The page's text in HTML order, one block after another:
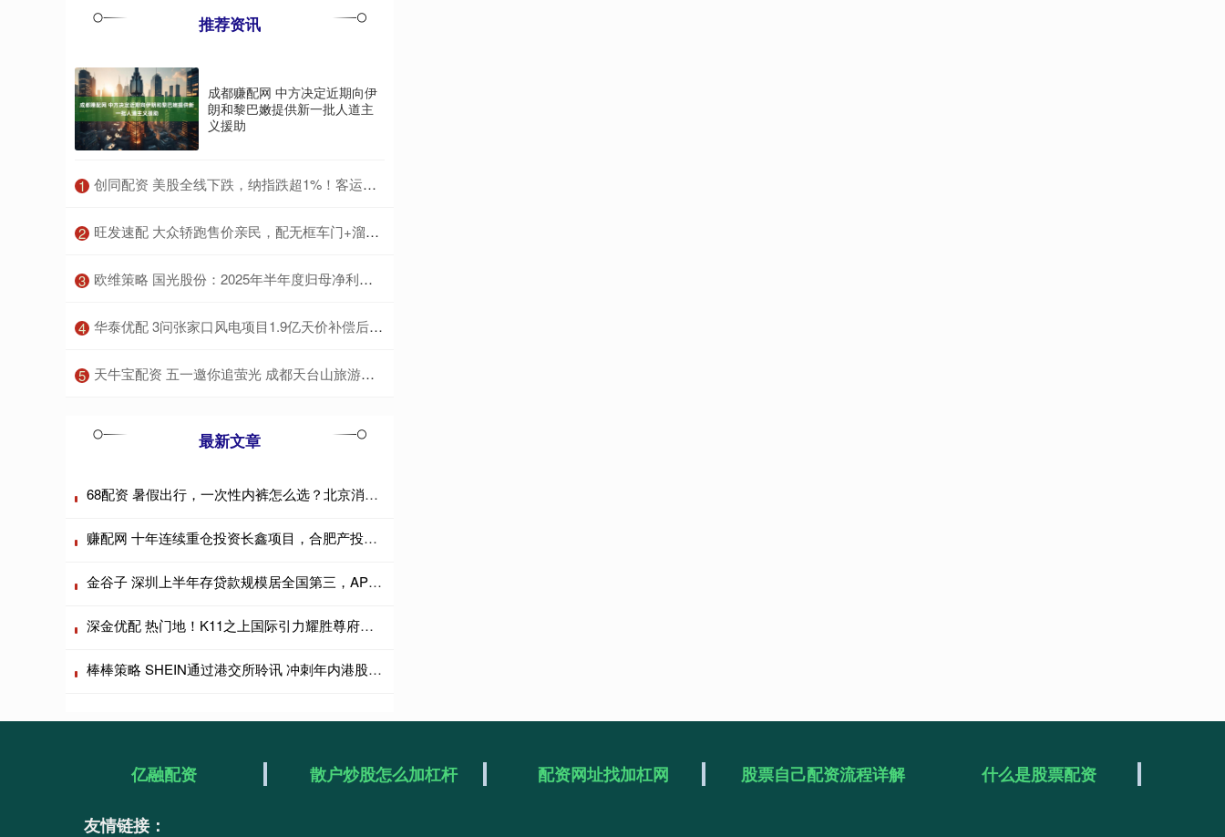
推荐资讯
成都赚配网 中方决定近期向伊
朗和黎巴嫩提供新一批人道主
义援助
1 ​创同配资 美股全线下跌，纳指跌超1%！客运航空股领跌，国际油价大涨
2 ​旺发速配 大众轿跑售价亲民，配无框车门+溜背车身，搭EA888 20高功率引擎
3 ​欧维策略 国光股份：2025年半年度归母净利润同比增长605%
4 ​华泰优配 3问张家口风电项目1.9亿天价补偿后续 用地争议待解
5 ​天牛宝配资 五一邀你追萤光 成都天台山旅游景区深圳推介
最新文章
68配资 暑假出行，一次性内裤怎么选？北京消协测评18款产品
赚配网 十年连续重仓投资长鑫项目，合肥产投发文祝贺长鑫科技上市
金谷子 深圳上半年存贷款规模居全国第三，APEC支付保障全面升级
深金优配 热门地！K11之上国际引力耀胜尊府港人外籍到访即定创新高
棒棒策略 SHEIN通过港交所聆讯 冲刺年内港股跨境电商最大IPO
亿融配资 散户炒股怎么加杠杆 配资网址找加杠网 股票自己配资流程详解 什么是股票配资
友情链接：